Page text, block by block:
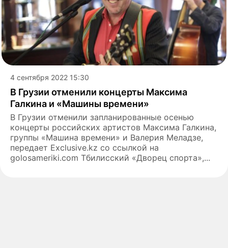
4 сентября 2022 15:30
В Грузии отменили концерты Максима
Галкина и «Машины времени»
В Грузии отменили запланированные осенью
концерты российских артистов Максима Галкина,
группы «Машина времени» и Валерия Меладзе,
передает Exclusive.kz со ссылкой на
golosameriki.com Тбилисский «Дворец спорта»,...